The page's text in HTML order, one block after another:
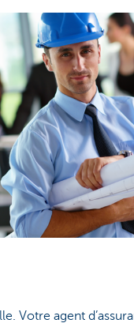
Votre agent